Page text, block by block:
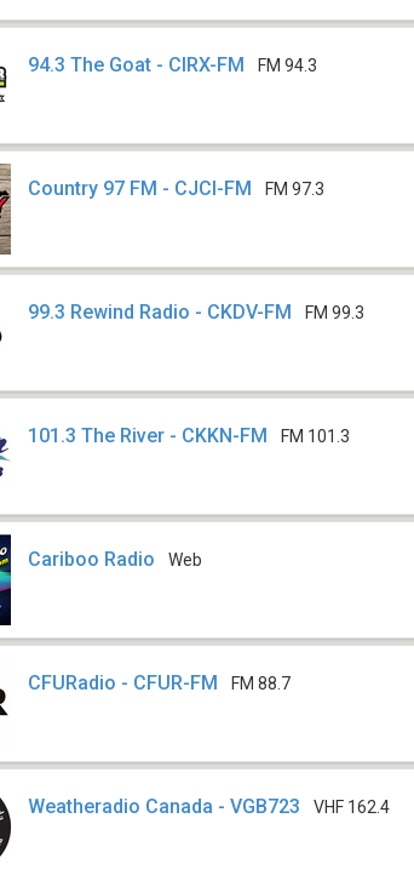
94.3 The Goat - CIRX-FM FM 94.3
Country 97 FM - CJCI-FM FM 97.3
99.3 Rewind Radio - CKDV-FM FM 99.3
101.3 The River - CKKN-FM FM 101.3
Cariboo Radio Web
CFURadio - CFUR-FM FM 88.7
Weatheradio Canada - VGB723 VHF 162.4